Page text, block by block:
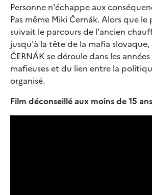
Personne n'échappe aux
Pas même Miki Černák. Alors que
suivait le parcours de l'ancien
jusqu'à la tête de la mafia
ČERNÁK se déroule dans les
mafieuses et du lien entre la
organisé.
Film déconseillé aux moins de 15 ans